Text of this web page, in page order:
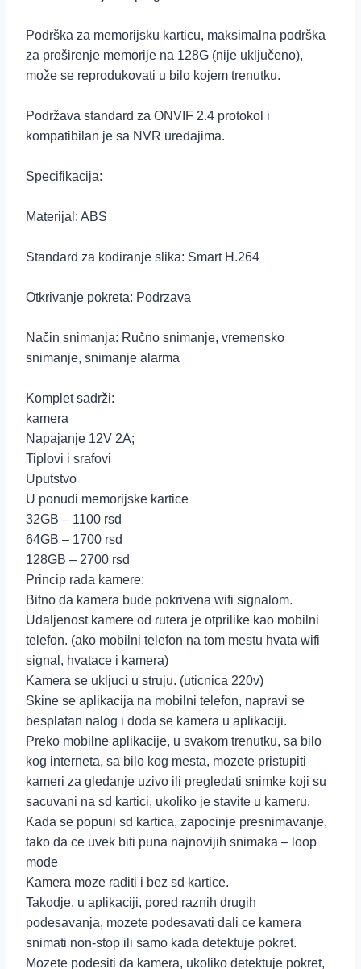
Podrška za memorijsku karticu, maksimalna podrška
za proširenje memorije na 128G (nije uključeno),
može se reprodukovati u bilo kojem trenutku.
Podržava standard za ONVIF 2.4 protokol i
kompatibilan je sa NVR uređajima.
Specifikacija:
Materijal: ABS
Standard za kodiranje slika: Smart H.264
Otkrivanje pokreta: Podrzava
Način snimanja: Ručno snimanje, vremensko
snimanje, snimanje alarma
Komplet sadrži:
kamera
Napajanje 12V 2A;
Tiplovi i srafovi
Uputstvo
U ponudi memorijske kartice
32GB – 1100 rsd
64GB – 1700 rsd
128GB – 2700 rsd
Princip rada kamere:
Bitno da kamera bude pokrivena wifi signalom.
Udaljenost kamere od rutera je otprilike kao mobilni
telefon. (ako mobilni telefon na tom mestu hvata wifi
signal, hvatace i kamera)
Kamera se ukljuci u struju. (uticnica 220v)
Skine se aplikacija na mobilni telefon, napravi se
besplatan nalog i doda se kamera u aplikaciji.
Preko mobilne aplikacije, u svakom trenutku, sa bilo
kog interneta, sa bilo kog mesta, mozete pristupiti
kameri za gledanje uzivo ili pregledati snimke koji su
sacuvani na sd kartici, ukoliko je stavite u kameru.
Kada se popuni sd kartica, zapocinje presnimavanje,
tako da ce uvek biti puna najnovijih snimaka – loop
mode
Kamera moze raditi i bez sd kartice.
Takodje, u aplikaciji, pored raznih drugih
podesavanja, mozete podesavati dali ce kamera
snimati non-stop ili samo kada detektuje pokret.
Mozete podesiti da kamera, ukoliko detektuje pokret,